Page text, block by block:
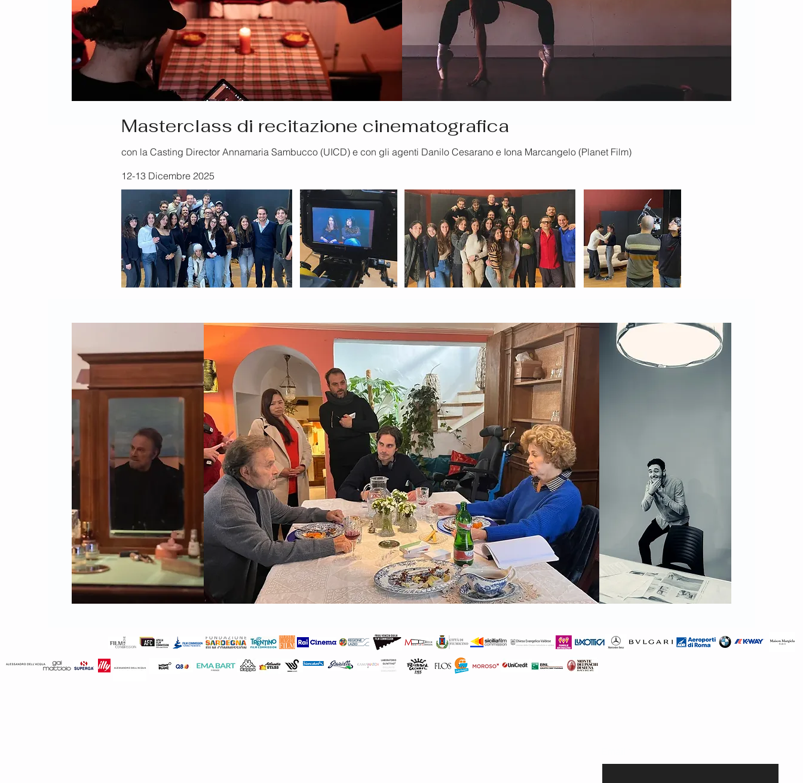
Masterclass di recitazione cinematografica
con la Casting Director Annamaria Sambucco (UICD) e con gli agenti Danilo Cesarano e Iona Marcangelo (Planet Film)
12-13 Dicembre 2025